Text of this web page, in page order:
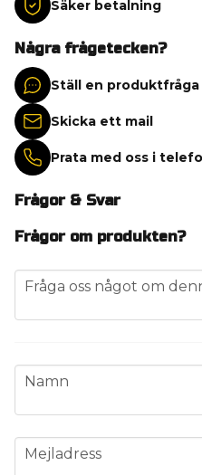
Säker betalning
Några frågetecken?
Ställ en produktfråga
Skicka ett mail
Prata med oss i
Frågor & Svar
Frågor om produkten?
question
Fråga oss något om
name
Namn
email
Mejladress